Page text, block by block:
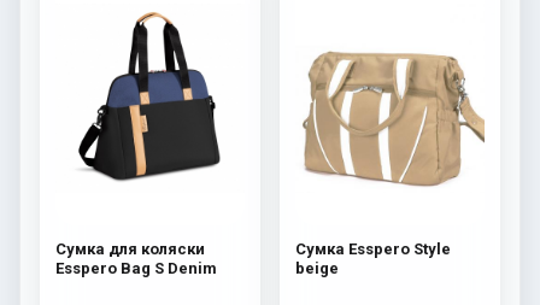
Сумка для коляски
Esspero Bag S Denim
Сумка Esspero Style
beige